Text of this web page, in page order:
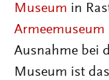
Museum in
Armeemuseum
Ausnahme bei
Museum ist das